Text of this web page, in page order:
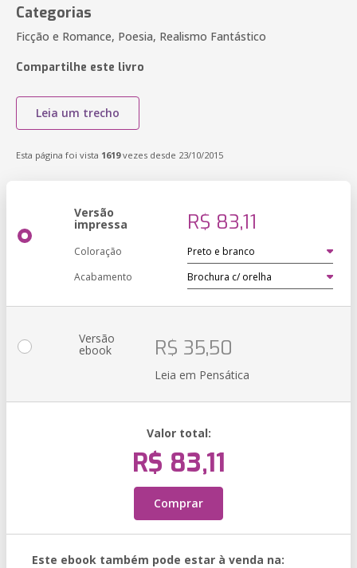
Categorias
Ficção e Romance, Poesia, Realismo Fantástico
Compartilhe este livro
Leia um trecho
Esta página foi vista 1619vezes desde 23/10/2015
Versão
impressa R$ 83,11
Coloração
Acabamento
Versão
ebook R$ 35,50
Leia em Pensática
Valor total:
R$ 83,11
Comprar
Este ebook também pode estar à venda na: